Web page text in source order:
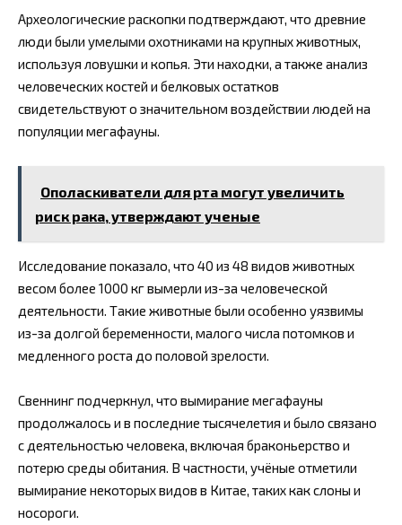
Археологические раскопки подтверждают, что древние
люди были умелыми охотниками на крупных животных,
используя ловушки и копья. Эти находки, а также анализ
человеческих костей и белковых остатков
свидетельствуют о значительном воздействии людей на
популяции мегафауны.
Ополаскиватели для рта могут увеличить
риск рака, утверждают ученые
Исследование показало, что 40 из 48 видов животных
весом более 1000 кг вымерли из-за человеческой
деятельности. Такие животные были особенно уязвимы
из-за долгой беременности, малого числа потомков и
медленного роста до половой зрелости.
Свеннинг подчеркнул, что вымирание мегафауны
продолжалось и в последние тысячелетия и было связано
с деятельностью человека, включая браконьерство и
потерю среды обитания. В частности, учёные отметили
вымирание некоторых видов в Китае, таких как слоны и
носороги.